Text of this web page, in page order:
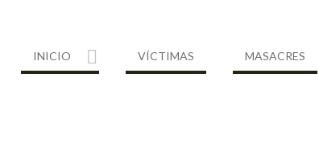
INICIO VÍCTIMAS MASACRES